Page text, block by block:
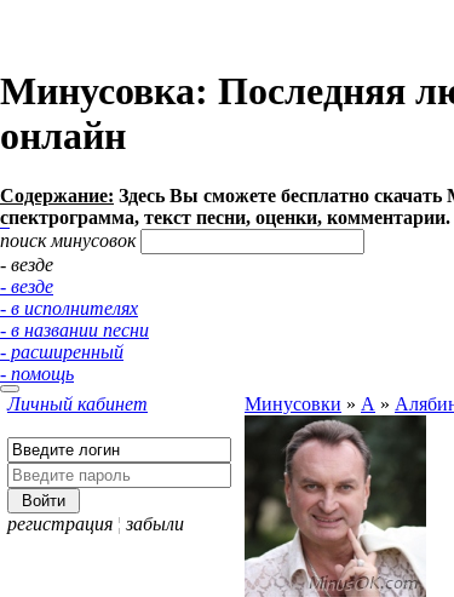
Минусовка: Последняя
онлайн
Содержание: Здесь Вы сможете бесплатно
спектрограмма, текст песни, оценки, комментарии.
поиск минусовок
- везде
- везде
- в исполнителях
- в названии песни
- расширенный
- помощь
Личный кабинет
регистрация ¦ забыли
Минусовки » А »